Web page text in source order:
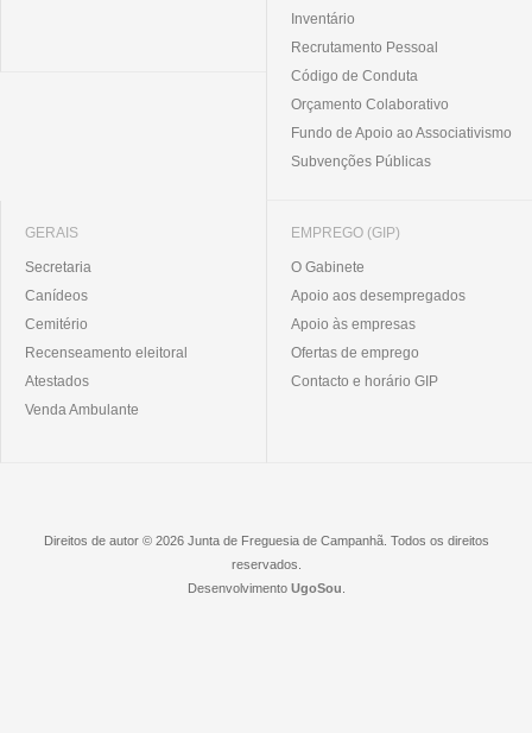
Inventário
Recrutamento Pessoal
Código de Conduta
Orçamento Colaborativo
Fundo de Apoio ao Associativismo
Subvenções Públicas
GERAIS
Secretaria
Canídeos
Cemitério
Recenseamento eleitoral
Atestados
Venda Ambulante
EMPREGO (GIP)
O Gabinete
Apoio aos desempregados
Apoio às empresas
Ofertas de emprego
Contacto e horário GIP
Direitos de autor © 2026 Junta de Freguesia de Campanhã. Todos os direitos
reservados.
Desenvolvimento UgoSou